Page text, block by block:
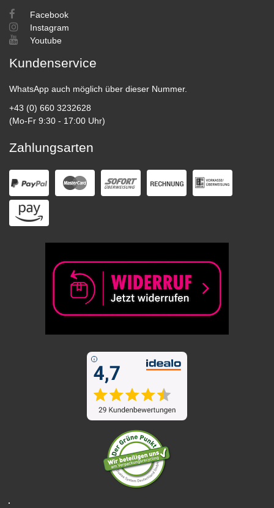
Facebook
Instagram
Youtube
Kundenservice
WhatsApp auch möglich über dieser Nummer.
+43 (0) 660 3232628
(Mo-Fr 9:30 - 17:00 Uhr)
Zahlungsarten